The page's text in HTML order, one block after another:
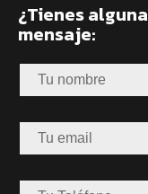
¿Tienes
mensaje: